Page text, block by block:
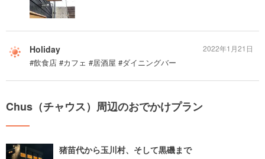
Holiday
#飲食店 #カフェ #居酒屋 #ダイニングバー
2022年1月21日
Chus（チャウス）周辺のおでかけプラン
猪苗代から玉川村、そして黒磯まで